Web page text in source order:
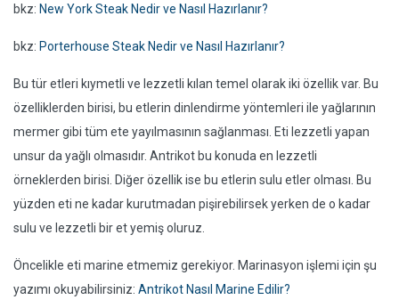
bkz: New York Steak Nedir ve Nasıl Hazırlanır?
bkz: Porterhouse Steak Nedir ve Nasıl Hazırlanır?
Bu tür etleri kıymetli ve lezzetli kılan temel olarak iki özellik var. Bu
özelliklerden birisi, bu etlerin dinlendirme yöntemleri ile yağlarının
mermer gibi tüm ete yayılmasının sağlanması. Eti lezzetli yapan
unsur da yağlı olmasıdır. Antrikot bu konuda en lezzetli
örneklerden birisi. Diğer özellik ise bu etlerin sulu etler olması. Bu
yüzden eti ne kadar kurutmadan pişirebilirsek yerken de o kadar
sulu ve lezzetli bir et yemiş oluruz.
Öncelikle eti marine etmemiz gerekiyor. Marinasyon işlemi için şu
yazımı okuyabilirsiniz: Antrikot Nasıl Marine Edilir?